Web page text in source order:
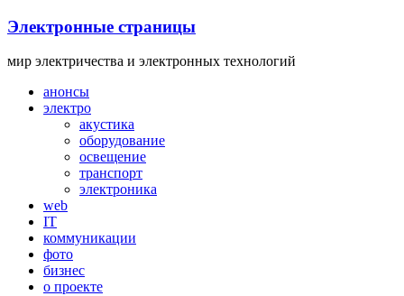
Skip
content
Электронные страницы
мир электричества и электронных технологий
анонсы
электро
акустика
оборудование
освещение
транспорт
электроника
web
IT
коммуникации
фото
бизнес
о проекте